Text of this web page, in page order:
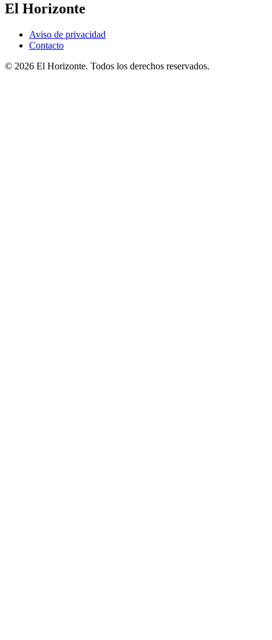
El Horizonte
Aviso de privacidad
Contacto
© 2026 El Horizonte. Todos los derechos reservados.